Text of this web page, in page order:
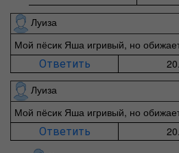
Луиза
Мой пёсик Яша игривый, но
Ответить
Луиза
Мой пёсик Яша игривый, но
Ответить